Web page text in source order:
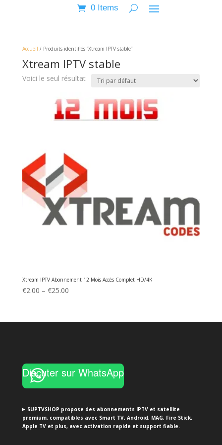
0 Items
Accueil / Produits identifiés “Xtream IPTV stable”
Xtream IPTV stable
Voici le seul résultat
Xtream IPTV Abonnement 12 Mois Accès Complet HD/4K
€2.00 – €25.00Price
through
Discuter sur WhatsApp
SUPTVSHOP propose des abonnements IPTV et satellite
premium, compatibles avec Smart TV, Android, MAG, Fire Stick,
Apple TV et plus, avec activation rapide et support fiable.